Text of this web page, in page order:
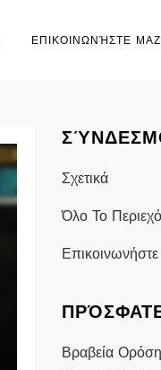
ΕΠΙΚΟΙΝΩΝΉΣΤΕ
Σχετικά
Όλο Το
Βραβεία